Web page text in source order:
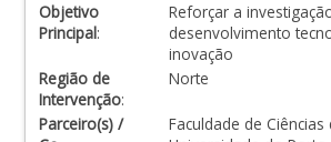
Objetivo
Principal:
Reforçar a
desenvolvimento
inovação
Região de
Intervenção:
Norte
Parceiro(s) /
Faculdade de Ciências